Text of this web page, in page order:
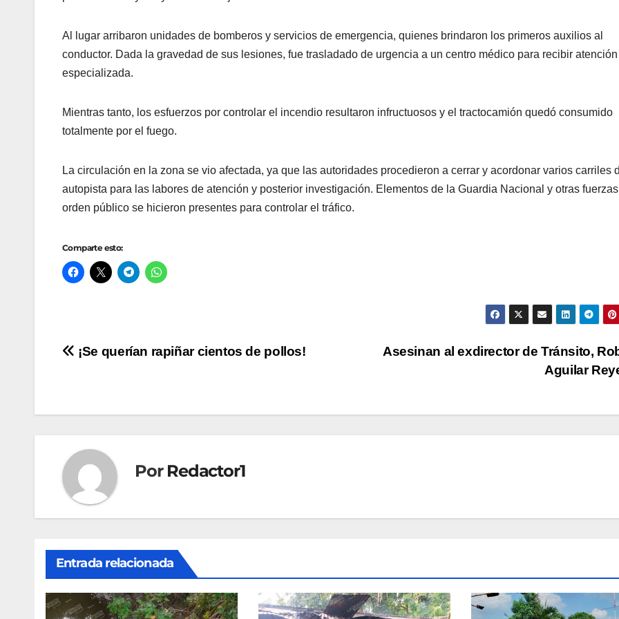
Al lugar arribaron unidades de bomberos y servicios de emergencia, quienes brindaron los primeros auxilios al
conductor. Dada la gravedad de sus lesiones, fue trasladado de urgencia a un centro médico para recibir atención
especializada.
Mientras tanto, los esfuerzos por controlar el incendio resultaron infructuosos y el tractocamión quedó consumido
totalmente por el fuego.
La circulación en la zona se vio afectada, ya que las autoridades procedieron a cerrar y acordonar varios carriles
autopista para las labores de atención y posterior investigación. Elementos de la Guardia Nacional y otras
orden público se hicieron presentes para controlar el tráfico.
Comparte esto:
Navegación
entradas
Asesinan al exdirector de Tránsito,
Aguilar
¡Se querían rapiñar cientos de pollos!
Por Redactor1
Entrada relacionada